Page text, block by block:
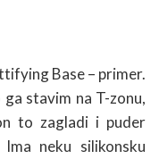
Base – primer.
stavim na T-zonu,
to zagladi i puder
neku silikonsku